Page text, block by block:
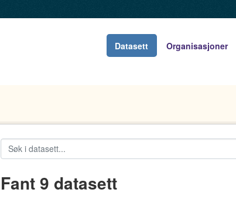
Datasett Organisasjoner
Fant 9 datasett